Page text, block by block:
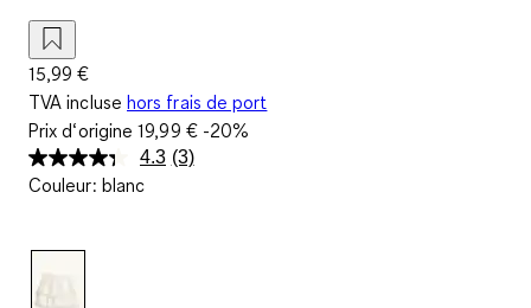
15,99 €
TVA incluse hors frais de port
Prix d‘origine19,99 €-20%
4.3 Lire
(3)
Couleur: blanc